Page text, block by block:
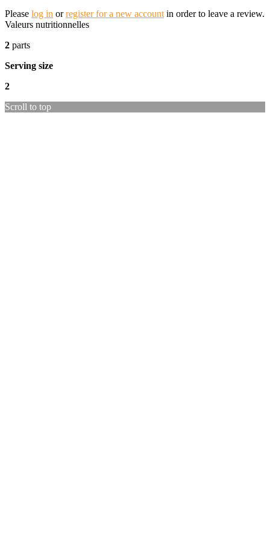
Please log in orregister for a new account in order to leave a review.
Valeurs nutritionnelles
2 parts
Serving size
2
Scroll to top